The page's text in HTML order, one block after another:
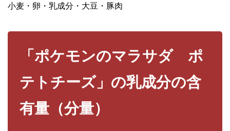
小麦・卵・乳成分・大豆・豚肉
「ポケモンのマラサダ ポ
テトチーズ」の乳成分の含
有量（分量）